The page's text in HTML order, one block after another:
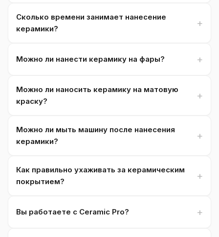
Сколько времени занимает нанесение
керамики?
Можно ли нанести керамику на фары?
Можно ли наносить керамику на матовую
краску?
Можно ли мыть машину после нанесения
керамики?
Как правильно ухаживать за керамическим
покрытием?
Вы работаете с Ceramic Pro?